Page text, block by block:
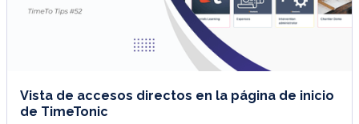
Vista de accesos directos en la página de inicio
de TimeTonic